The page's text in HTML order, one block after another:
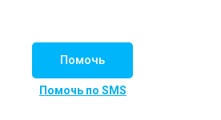
Помочь
Помочь по SMS